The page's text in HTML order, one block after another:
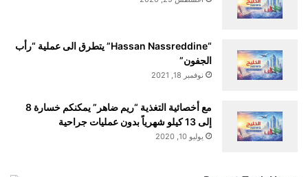
“Hassan Nassreddine” يتطرق الى عملية “رأب
الجفون”
نوفمبر 18, 2021
مع أخصائية التغذية “ريم ضاهر” يمكنكم خسارة 8
إلى 13 كيلو شهرياً بدون عمليات جراحية
يوليو 10, 2020